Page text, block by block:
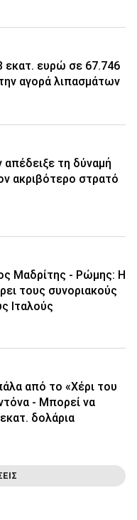
εκατ. ευρώ σε 67.746
αγορά λιπασμάτων
απέδειξε τη δύναμή
ακριβότερο στρατό
Μαδρίτης - Ρώμης: Η
τους συνοριακούς
Ιταλούς
από το «Χέρι του
- Μπορεί να
δολάρια